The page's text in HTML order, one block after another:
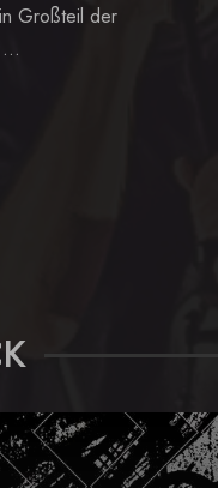
Großteil der